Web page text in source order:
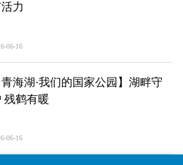
力
06-16
青海湖·我们的国家公园】湖畔守
残鹤有暖
06-16